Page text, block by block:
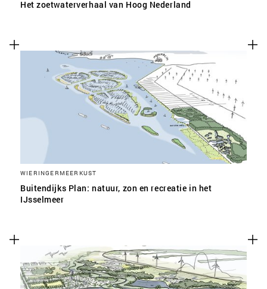
Het zoetwaterverhaal van Hoog Nederland
WIERINGERMEERKUST
Buitendijks Plan: natuur, zon en recreatie in het
IJsselmeer